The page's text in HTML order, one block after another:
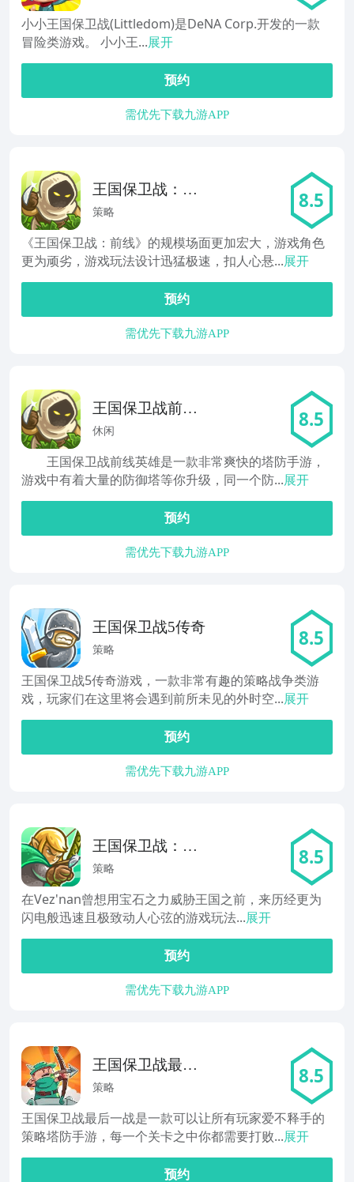
小小王国保卫战(Littledom)是DeNA Corp.开发的一款
冒险类游戏。 小小王...展开
预约
需优先下载九游APP
王国保卫战：前
线
策略 8.5
《王国保卫战：前线》的规模场面更加宏大，游戏角色
更为顽劣，游戏玩法设计迅猛极速，扣人心悬...展开
预约
需优先下载九游APP
王国保卫战前线
英雄
休闲 8.5
王国保卫战前线英雄是一款非常爽快的塔防手游，
游戏中有着大量的防御塔等你升级，同一个防...展开
预约
需优先下载九游APP
王国保卫战5传奇
策略 8.5
王国保卫战5传奇游戏，一款非常有趣的策略战争类游
戏，玩家们在这里将会遇到前所未见的外时空...展开
预约
需优先下载九游APP
王国保卫战：起
源
策略 8.5
在Vez'nan曾想用宝石之力威胁王国之前，来历经更为
闪电般迅速且极致动人心弦的游戏玩法...展开
预约
需优先下载九游APP
王国保卫战最后
一战
策略 8.5
王国保卫战最后一战是一款可以让所有玩家爱不释手的
策略塔防手游，每一个关卡之中你都需要打败...展开
预约